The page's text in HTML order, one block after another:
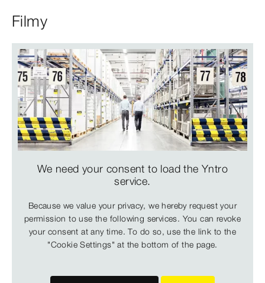
Filmy
We need your consent to load the Yntro
service.
Because we value your privacy, we hereby request your
permission to use the following services. You can revoke
your consent at any time. To do so, use the link to the
"Cookie Settings" at the bottom of the page.